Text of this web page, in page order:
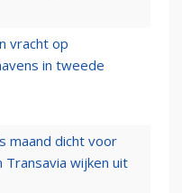
vracht op
in tweede
maand dicht voor
Transavia wijken uit